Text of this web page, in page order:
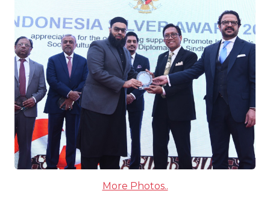
More Photos..